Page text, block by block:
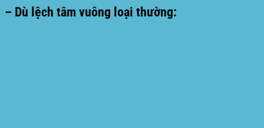
– Dù lệch tâm vuông loại thường: